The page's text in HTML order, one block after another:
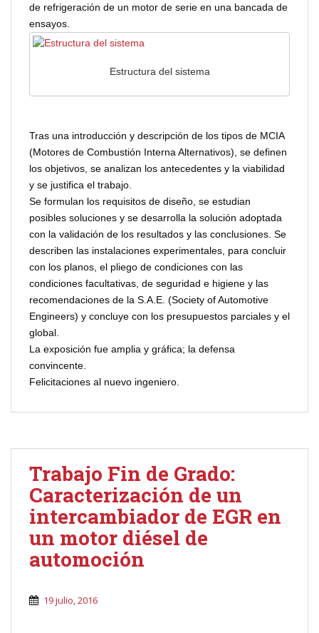
de refrigeración de un motor de serie en una bancada de
ensayos.
Estructura del sistema
Tras una introducción y descripción de los tipos de MCIA
(Motores de Combustión Interna Alternativos), se definen
los objetivos, se analizan los antecedentes y la viabilidad
y se justifica el trabajo.
Se formulan los requisitos de diseño, se estudian
posibles soluciones y se desarrolla la solución adoptada
con la validación de los resultados y las conclusiones. Se
describen las instalaciones experimentales, para concluir
con los planos, el pliego de condiciones con las
condiciones facultativas, de seguridad e higiene y las
recomendaciones de la S.A.E. (Society of Automotive
Engineers) y concluye con los presupuestos parciales y el
global.
La exposición fue amplia y gráfica; la defensa
convincente.
Felicitaciones al nuevo ingeniero.
Trabajo Fin de Grado:
Caracterización de un
intercambiador de EGR en
un motor diésel de
automoción
19 julio, 2016